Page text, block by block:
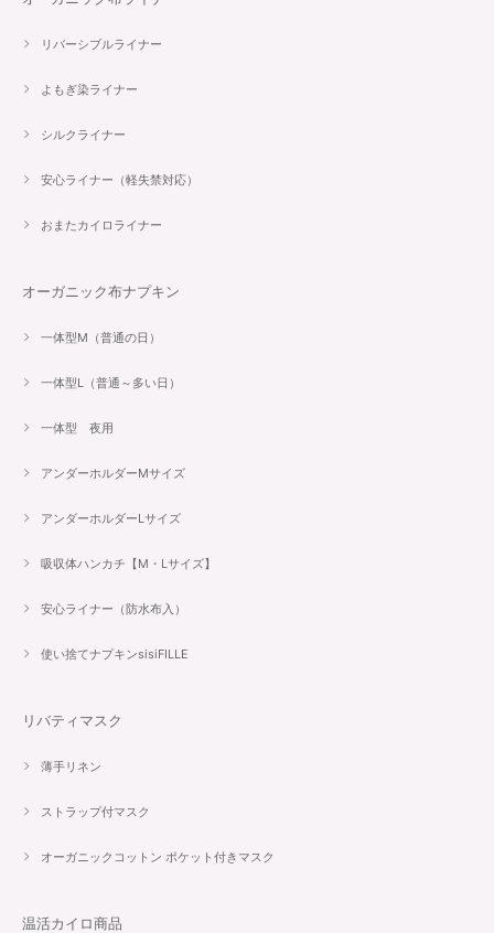
リバーシブルライナー
よもぎ染ライナー
シルクライナー
安心ライナー（軽失禁対応）
おまたカイロライナー
オーガニック布ナプキン
一体型M（普通の日）
一体型L（普通～多い日）
一体型 夜用
アンダーホルダーMサイズ
アンダーホルダーLサイズ
吸収体ハンカチ【M・Lサイズ】
安心ライナー（防水布入）
使い捨てナプキンsisiFILLE
リバティマスク
薄手リネン
ストラップ付マスク
オーガニックコットン ポケット付きマスク
温活カイロ商品